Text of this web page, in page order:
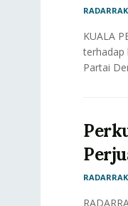
KUALA
terhadap
Partai